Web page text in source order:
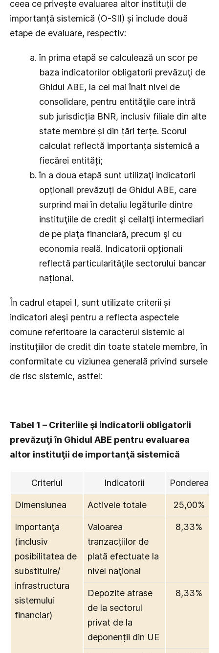
ceea ce privește evaluarea altor instituții de
importanță sistemică (O-SII) și include două
etape de evaluare, respectiv:
în prima etapă se calculează un scor pe
baza indicatorilor obligatorii prevăzuţi de
Ghidul ABE, la cel mai înalt nivel de
consolidare, pentru entităţile care intră
sub jurisdicția BNR, inclusiv filiale din alte
state membre și din țări terțe. Scorul
calculat reflectă importanța sistemică a
fiecărei entități;
în a doua etapă sunt utilizaţi indicatorii
opționali prevăzuți de Ghidul ABE, care
surprind mai în detaliu legăturile dintre
instituţiile de credit şi ceilalţi intermediari
de pe piaţa financiară, precum şi cu
economia reală. Indicatorii opționali
reflectă particularităţile sectorului bancar
național.
În cadrul etapei I, sunt utilizate criterii și
indicatori aleşi pentru a reflecta aspectele
comune referitoare la caracterul sistemic al
instituțiilor de credit din toate statele membre, în
conformitate cu viziunea generală privind sursele
de risc sistemic, astfel:
Tabel 1 – Criteriile şi indicatorii obligatorii
prevăzuţi în Ghidul ABE pentru evaluarea
altor instituţii de importanţă sistemică
Criteriul Indicatorii Ponderea
Dimensiunea Activele totale 25,00%
Importanţa
(inclusiv
posibilitatea de
substituire/
infrastructura
sistemului
financiar)
Valoarea
tranzacțiilor de
plată efectuate la
nivel naţional
8,33%
Depozite atrase
de la sectorul
privat de la
deponenții din UE
8,33%